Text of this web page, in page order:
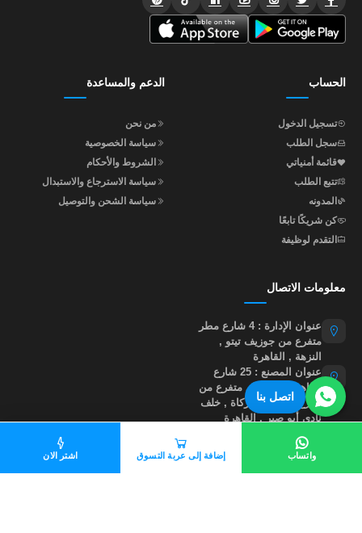
اتصل بنا
واتساب إضافة إلى عربة التسوق اشتر الان
الحساب
تسجيل الدخول
سجل الطلب
قائمة أمنياتي
تتبع الطلب
المدونه
كن شريكًا تابعًا
التقدم لوظيفة
الدعم والمساعدة
من نحن
سياسة الخصوصية
الشروط والأحكام
سياسة الاسترجاع والاستبدال
سياسة الشحن والتوصيل
معلومات الاتصال
عنوان الإدارة : 4 شارع مطر
متفرع من جوزيف تيتو ,
النزهة , القاهرة
عنوان المصنع : 25 شارع
إبراهيم أبو النجا , متفرع من
شارع مؤسسة الزكاة , خلف
نادي أبو صير , القاهرة
help@madastore.net